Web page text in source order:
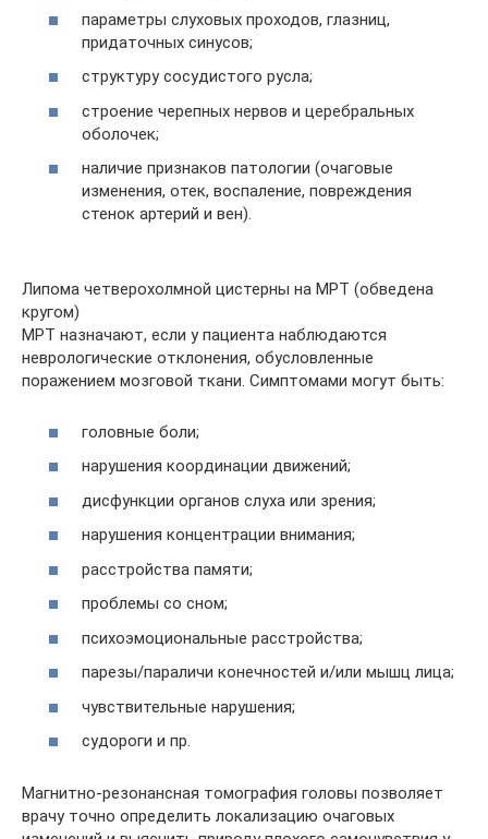
параметры слуховых проходов, глазниц,
придаточных синусов;
структуру сосудистого русла;
строение черепных нервов и церебральных
оболочек;
наличие признаков патологии (очаговые
изменения, отек, воспаление, повреждения
стенок артерий и вен).
Липома четверохолмной цистерны на МРТ (обведена
кругом)
МРТ назначают, если у пациента наблюдаются
неврологические отклонения, обусловленные
поражением мозговой ткани. Симптомами могут быть:
головные боли;
нарушения координации движений;
дисфункции органов слуха или зрения;
нарушения концентрации внимания;
расстройства памяти;
проблемы со сном;
психоэмоциональные расстройства;
парезы/параличи конечностей и/или мышц лица;
чувствительные нарушения;
судороги и пр.
Магнитно-резонансная томография головы позволяет
врачу точно определить локализацию очаговых